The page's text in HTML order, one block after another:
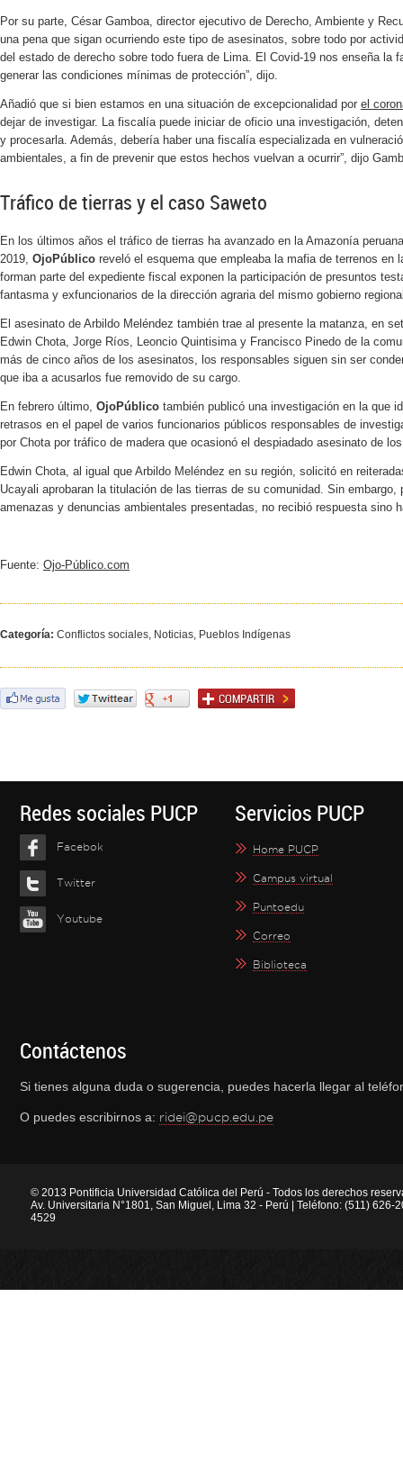
Por su parte, César Gamboa, director ejecutivo de Derecho, Ambiente y
una pena que sigan ocurriendo este tipo de asesinatos, sobre todo por
del estado de derecho sobre todo fuera de Lima. El Covid-19 nos enseña la
generar las condiciones mínimas de protección”, dijo.
Añadió que si bien estamos en una situación de excepcionalidad por el
dejar de investigar. La fiscalía puede iniciar de oficio una investigación,
y procesarla. Además, debería haber una fiscalía especializada en
ambientales, a fin de prevenir que estos hechos vuelvan a ocurrir”, dijo
Tráfico de tierras y el caso Saweto
En los últimos años el tráfico de tierras ha avanzado en la Amazonía
2019, OjoPúblico reveló el esquema que empleaba la mafia de terrenos en
forman parte del expediente fiscal exponen la participación de presuntos
fantasma y exfuncionarios de la dirección agraria del mismo gobierno
El asesinato de Arbildo Meléndez también trae al presente la matanza, en
Edwin Chota, Jorge Ríos, Leoncio Quintisima y Francisco Pinedo de la
más de cinco años de los asesinatos, los responsables siguen sin ser
que iba a acusarlos fue removido de su cargo.
En febrero último, OjoPúblico también publicó una investigación en la que
retrasos en el papel de varios funcionarios públicos responsables de
por Chota por tráfico de madera que ocasionó el despiadado asesinato de
Edwin Chota, al igual que Arbildo Meléndez en su región, solicitó en
Ucayali aprobaran la titulación de las tierras de su comunidad. Sin
amenazas y denuncias ambientales presentadas, no recibió respuesta sino
Fuente: Ojo-Público.com
Categoría: Conflictos sociales, Noticias, Pueblos Indígenas
Redes sociales PUCP
Facebok
Twitter
Youtube
Servicios PUCP
Home PUCP
Campus virtual
Puntoedu
Correo
Biblioteca
Contáctenos
Si tienes alguna duda o sugerencia, puedes hacerla llegar al
O puedes escribirnos a: ridei@pucp.edu.pe
© 2013 Pontificia Universidad Católica del Perú - Todos los derechos
Av. Universitaria N°1801, San Miguel, Lima 32 - Perú | Teléfono: (511) 626-
4529